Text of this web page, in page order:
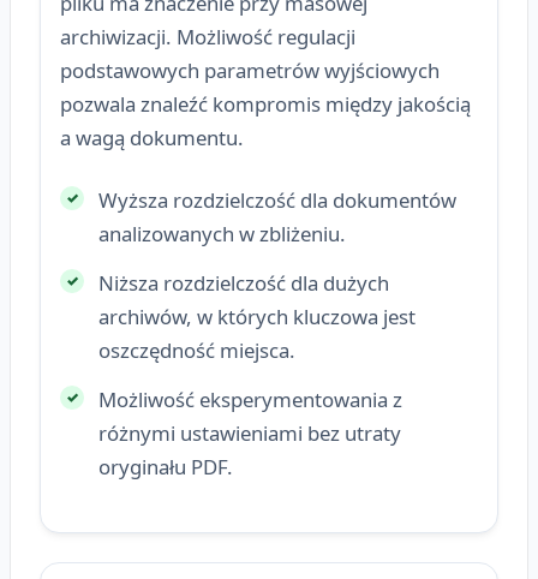
archiwizacji. Możliwość regulacji
podstawowych parametrów wyjściowych
pozwala znaleźć kompromis między jakością
a wagą dokumentu.
Wyższa rozdzielczość dla dokumentów
analizowanych w zbliżeniu.
Niższa rozdzielczość dla dużych
archiwów, w których kluczowa jest
oszczędność miejsca.
Możliwość eksperymentowania z
różnymi ustawieniami bez utraty
oryginału PDF.